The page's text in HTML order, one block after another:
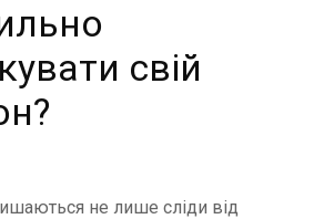
свій
не лише сліди від